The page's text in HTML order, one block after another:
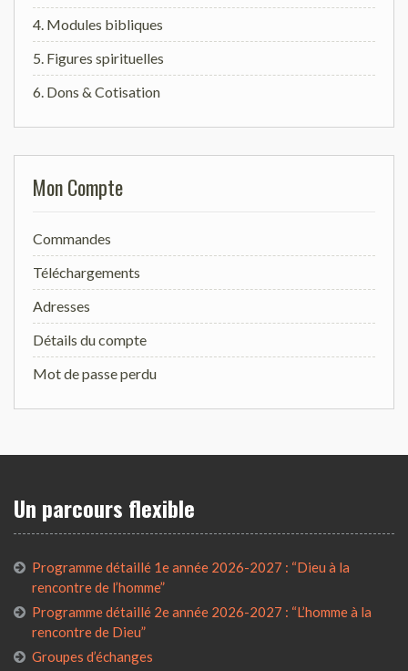
4. Modules bibliques
5. Figures spirituelles
6. Dons & Cotisation
Mon Compte
Commandes
Téléchargements
Adresses
Détails du compte
Mot de passe perdu
Un parcours flexible
Programme détaillé 1e année 2026-2027 : “Dieu à la
rencontre de l’homme”
Programme détaillé 2e année 2026-2027 : “L’homme à la
rencontre de Dieu”
Groupes d’échanges